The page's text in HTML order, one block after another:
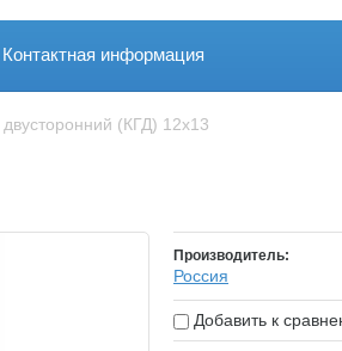
Контактная информация
(КГД) 12х13
Производитель:
Россия
Добавить к